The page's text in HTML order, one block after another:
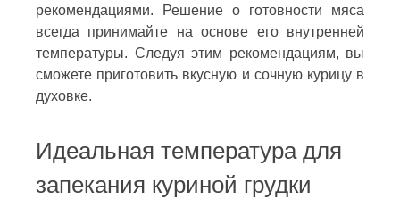
рекомендациями. Решение о готовности мяса
всегда принимайте на основе его внутренней
температуры. Следуя этим рекомендациям, вы
сможете приготовить вкусную и сочную курицу в
духовке.
Идеальная температура для
запекания куриной грудки